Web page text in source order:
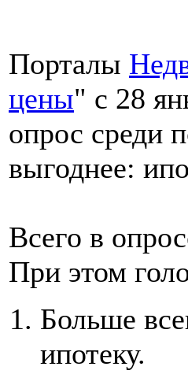
Порталы
цены" с 28
опрос среди
выгоднее:
Всего в
При этом
Больше
ипотеку.